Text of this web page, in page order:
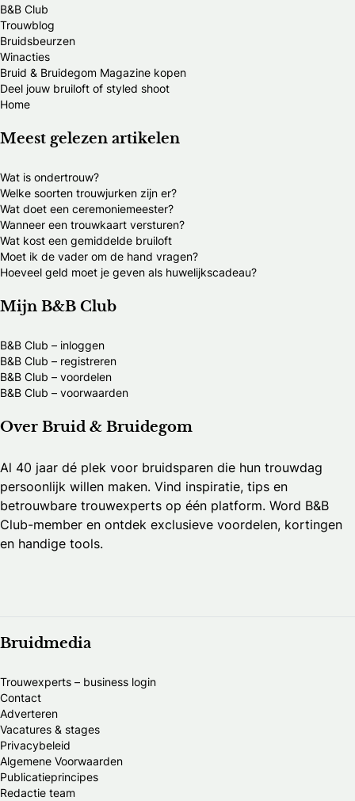
B&B Club
Trouwblog
Bruidsbeurzen
Winacties
Bruid & Bruidegom Magazine kopen
Deel jouw bruiloft of styled shoot
Home
Meest gelezen artikelen
Wat is ondertrouw?
Welke soorten trouwjurken zijn er?
Wat doet een ceremoniemeester?
Wanneer een trouwkaart versturen?
Wat kost een gemiddelde bruiloft
Moet ik de vader om de hand vragen?
Hoeveel geld moet je geven als huwelijkscadeau?
Mijn B&B Club
B&B Club – inloggen
B&B Club – registreren
B&B Club – voordelen
B&B Club – voorwaarden
Over Bruid & Bruidegom
Al 40 jaar dé plek voor bruidsparen die hun trouwdag
persoonlijk willen maken. Vind inspiratie, tips en
betrouwbare trouwexperts op één platform. Word B&B
Club-member en ontdek exclusieve voordelen, kortingen
en handige tools.
Bruidmedia
Trouwexperts – business login
Contact
Adverteren
Vacatures & stages
Privacybeleid
Algemene Voorwaarden
Publicatieprincipes
Redactie team